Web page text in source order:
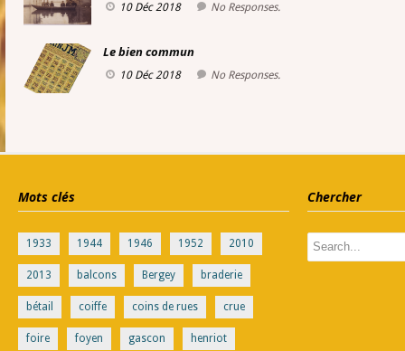
10 Déc 2018 No Responses.
Le bien commun
10 Déc 2018 No Responses.
Mots clés
1933 1944 1946 1952 2010
2013 balcons Bergey braderie
bétail coiffe coins de rues crue
foire foyen gascon henriot
Chercher